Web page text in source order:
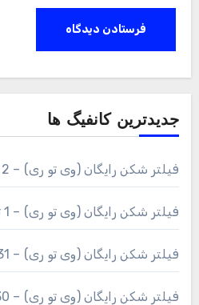
جدیدترین کانفیگ ها
فیلتر شکن رایگان (وی تو ری) – 2 تیر 1405
فیلتر شکن رایگان (وی تو ری) – 1 تیر 1405
فیلتر شکن رایگان (وی تو ری) – 31 خرداد 1405
فیلتر شکن رایگان (وی تو ری) – 30 خرداد 1405